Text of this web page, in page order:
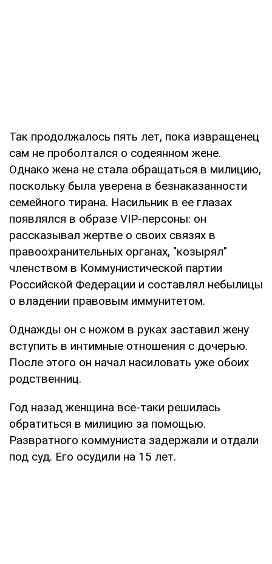
Так продолжалось пять лет, пока извращенец
сам не проболтался о содеянном жене.
Однако жена не стала обращаться в милицию,
поскольку была уверена в безнаказанности
семейного тирана. Насильник в ее глазах
появлялся в образе VIP-персоны: он
рассказывал жертве о своих связях в
правоохранительных органах, "козырял"
членством в Коммунистической партии
Российской Федерации и составлял небылицы
о владении правовым иммунитетом.
Однажды он с ножом в руках заставил жену
вступить в интимные отношения с дочерью.
После этого он начал насиловать уже обоих
родственниц.
Год назад женщина все-таки решилась
обратиться в милицию за помощью.
Развратного коммуниста задержали и отдали
под суд. Его осудили на 15 лет.